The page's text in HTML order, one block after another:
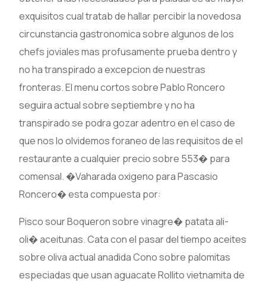
exquisitos cual tratab de hallar percibir la novedosa
circunstancia gastronomica sobre algunos de los
chefs joviales mas profusamente prueba dentro y
no ha transpirado a excepcion de nuestras
fronteras. El menu cortos sobre Pablo Roncero
seguira actual sobre septiembre y no ha
transpirado se podra gozar adentro en el caso de
que nos lo olvidemos foraneo de las requisitos de el
restaurante a cualquier precio sobre 553� para
comensal. �Vaharada oxigeno para Pascasio
Roncero� esta compuesta por:
Pisco sour Boqueron sobre vinagre� patata ali-
oli� aceitunas. Cata con el pasar del tiempo aceites
sobre oliva actual anadida Cono sobre palomitas
especiadas que usan aguacate Rollito vietnamita de